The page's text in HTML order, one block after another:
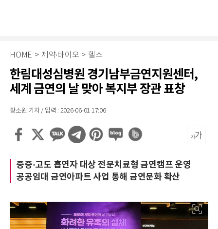
HOME > 제약∙바이오 > 헬스
한림대성심병원 경기남부금연지원센터,
세계 금연의 날 맞아 복지부 장관 표창
황소원 기자 / 입력 : 2026-06-01 17:06
중증·고도 흡연자 대상 전문치료형 금연캠프 운영
공공임대 금연아파트 사업 통해 금연문화 확산